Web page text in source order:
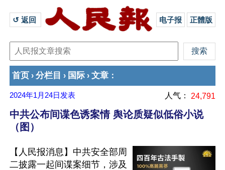
↺ 返回 电子报 正體版
首页 › 分栏目 › 国际 › 文章 ：
2024年1月24日 发表 人气： 24,791
中共公布间谍色诱案情 舆论质疑似低俗小说
（图）
【人民报消息】中共安全部周
二披露一起间谍案细节，涉及